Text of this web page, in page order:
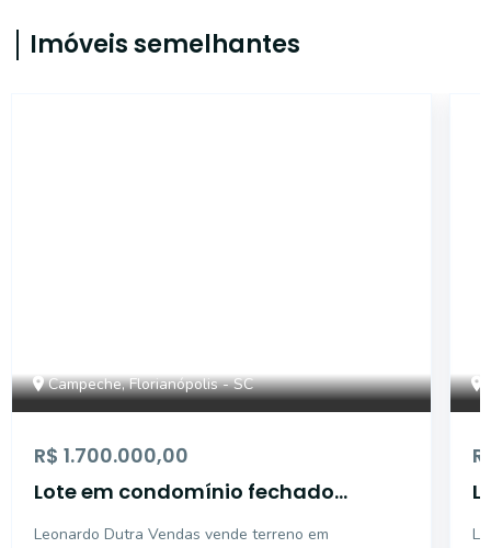
Imóveis semelhantes
Campeche, Florianópolis - SC
R$ 1.700.000,00
Lote em condomínio fechado
Leonardo Dutra Vendas vende terreno em